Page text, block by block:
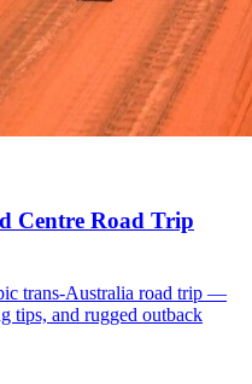
Centre Road Trip
trans-Australia road trip —
tips, and rugged outback